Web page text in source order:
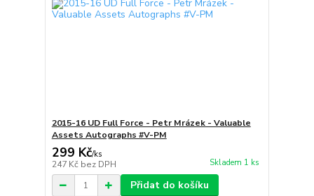
2015-16 UD Full Force - Petr Mrázek - Valuable
Assets Autographs #V-PM
299 Kč/ks
247 Kč bez DPH Skladem 1 ks
Přidat do košíku